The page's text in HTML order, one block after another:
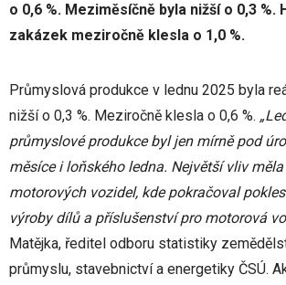
o 0,6 %. Meziměsíčně byla nižší o 0,3 %.
zakázek meziročně klesla o 1,0 %.
Průmyslová produkce v lednu 2025 byla
nižší o 0,3 %. Meziročně klesla o 0,6 %.
průmyslové produkce byl jen mírně pod
měsíce i loňského ledna. Největší vliv
motorových vozidel, kde pokračoval
výroby dílů a příslušenství pro motorová
Matějka, ředitel odboru statistiky
průmyslu, stavebnictví a energetiky ČSÚ.